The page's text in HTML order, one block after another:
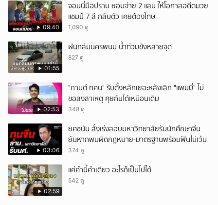
09:40
จอนนี่มือปราบ ยอมจ่าย 2 แสน ให้โอกาสอดีตมวย
แชมป์ 7 สี กลับตัว เคยต้องโทษ
1,090 ดู
01:55
ฝนถล่มนครพนม น้ำท่วมขังหลายจุด
827 ดู
02:53
"กานต์ ทศน" รับตั้งหลักเยอะหลังเลิก "แพมมี่" ไม่
ขอลงสาเหตุ คุยกันได้เหมือนเดิม
348 ดู
03:06
ยศชนัน สั่งเร่งสอบมหาวิทยาลัยรับนักศึกษาจีน
ยันหากพบผิดกฎหมาย-มาตรฐานพร้อมฟันไม่เว้น
374 ดู
02:59
แค่คำนี้คำเดียว อะไรก็เป็นไปได้
542 ดู